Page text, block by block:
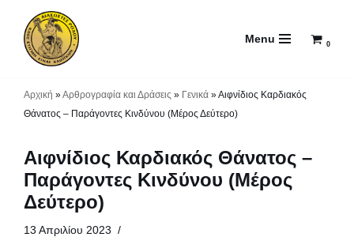
Μεταπηδήστε
Menu 0
Αρχική »Αρθρογραφία και Δράσεις » Γενικά »Αιφνίδιος Καρδιακός
Θάνατος – Παράγοντες Κινδύνου (Μέρος Δεύτερο)
Αιφνίδιος Καρδιακός Θάνατος –
Παράγοντες Κινδύνου (Μέρος
Δεύτερο)
13 Απριλίου 2023